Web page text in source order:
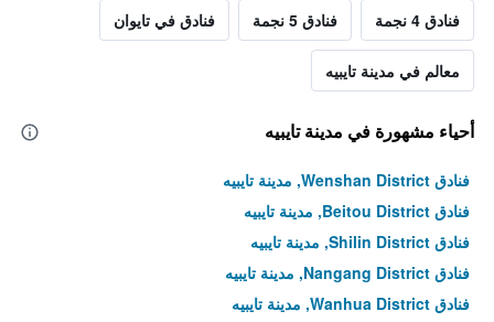
فنادق 4 نجمة فنادق 5 نجمة فنادق في تايوان
معالم في مدينة تايبيه
أحياء مشهورة في مدينة تايبيه
فنادق Wenshan District, مدينة تايبيه
فنادق Beitou District, مدينة تايبيه
فنادق Shilin District, مدينة تايبيه
فنادق Nangang District, مدينة تايبيه
فنادق Wanhua District, مدينة تايبيه